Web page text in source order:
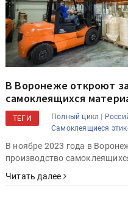
В Воронеже откроют
самоклеящихся
ТЕГИ Полный цикл |
Самоклеящиеся
В ноябре 2023 года в
производство
Читать далее